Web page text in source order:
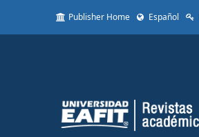
to
Content
Sidebar
Publisher Home Español